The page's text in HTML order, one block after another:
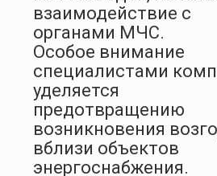
взаимодействие с
органами МЧС.
Особое внимание
специалистами
уделяется
предотвращению
возникновения
вблизи объектов
энергоснабжения.